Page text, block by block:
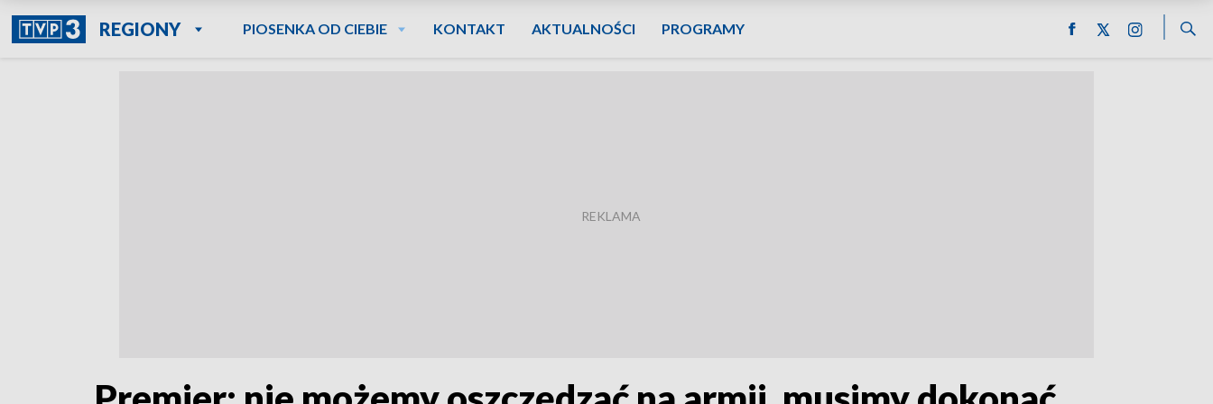
REGIONY PIOSENKA OD CIEBIE KONTAKT AKTUALNOŚCI PROGRAMY